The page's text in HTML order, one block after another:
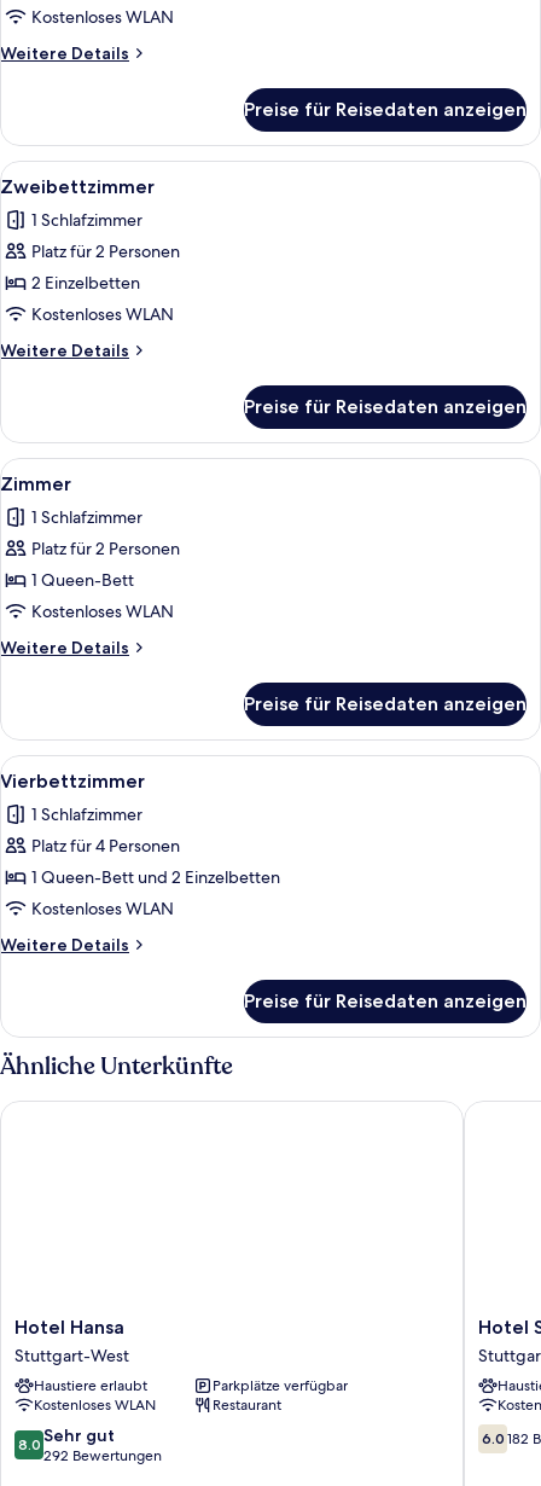
Kostenloses WLAN
Weitere Details
Weitere
Apartment
Preise für Reisedaten anzeigen
Alle
Fotos
für
Zweibettzimmer
anzeigen
Ein Hotelzimmer mit zwei Betten,
8
Zweibettzimmer
1 Schlafzimmer
Platz für 2 Personen
2 Einzelbetten
Kostenloses WLAN
Weitere Details
Weitere
Preise für Reisedaten anzeigen
Alle
Fotos
für
Zimmer
anzeigen
Ein Hotelzimmer mit Bett,
6
Zimmer
1 Schlafzimmer
Platz für 2 Personen
1 Queen-Bett
Kostenloses WLAN
Weitere Details
Weitere
Preise für Reisedaten anzeigen
Alle
Fotos
für
Vierbettzimmer
anzeigen
Ein Hotelzimmer mit einem Bett,
6
Vierbettzimmer
1 Schlafzimmer
Platz für 4 Personen
1 Queen-Bett und 2 Einzelbetten
Kostenloses WLAN
Weitere Details
Weitere
Preise für Reisedaten anzeigen
Ähnliche Unterkünfte
Hotel
Hansa
Stuttgart-
West
Hotel Hansa
Stuttgart-West
Haustiere erlaubt
Parkplätze verfügbar
Kostenloses WLAN
Restaurant
8.0
von
8.0 Sehr gut
292 Bewertungen
Hotel Hansa
Hotel
Stern
Ost
Hotel
6.0
von
6.0 182
Hotel